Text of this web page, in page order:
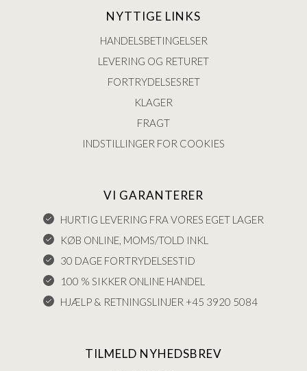
NYTTIGE LINKS
HANDELSBETINGELSER
LEVERING OG RETURET
FORTRYDELSESRET
KLAGER
FRAGT
INDSTILLINGER FOR COOKIES
VI GARANTERER
HURTIG LEVERING FRA VORES EGET LAGER
KØB ONLINE, MOMS/TOLD INKL
30 DAGE FORTRYDELSESTID
100 % SIKKER ONLINE HANDEL
HJÆLP & RETNINGSLINJER +45 3920 5084
TILMELD NYHEDSBREV